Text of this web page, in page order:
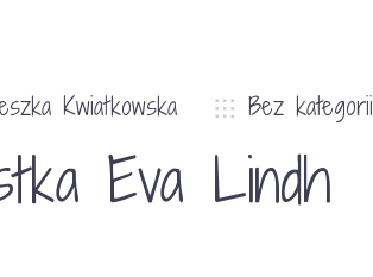
Kwiatkowska Bez kategorii
Eva Lindh